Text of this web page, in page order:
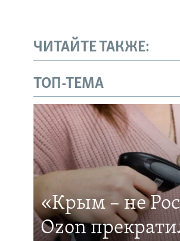
ЧИТАЙТЕ ТАКЖЕ:
ТОП-ТЕМА
«Крым – не
Ozon